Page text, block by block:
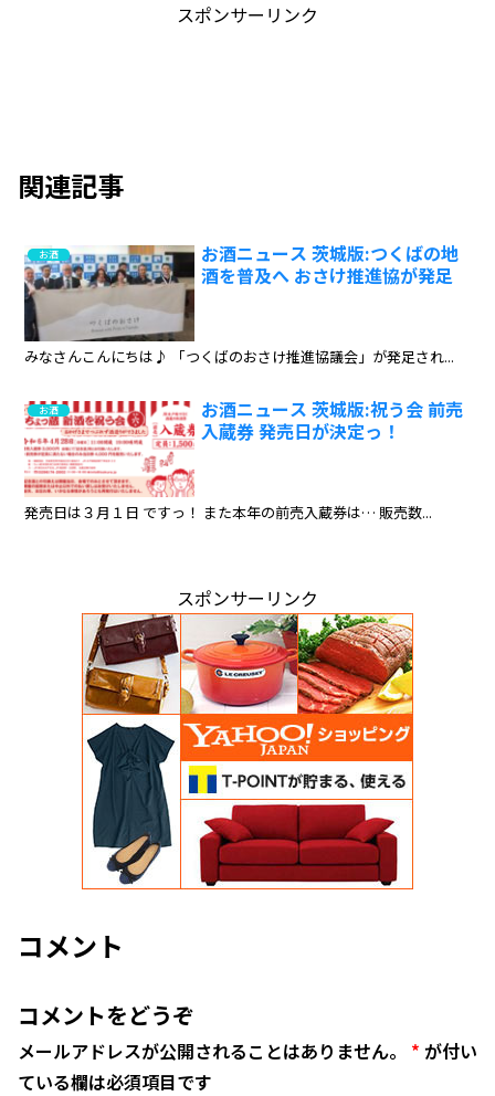
スポンサーリンク
関連記事
お酒
お酒ニュース 茨城版:つくばの地
酒を普及へ おさけ推進協が発足
みなさんこんにちは♪ 「つくばのおさけ推進協議会」が発足され...
お酒
お酒ニュース 茨城版:祝う会 前売
入蔵券 発売日が決定っ！
発売日は３月１日 ですっ！ また本年の前売入蔵券は… 販売数...
スポンサーリンク
コメント
コメントをどうぞ
メールアドレスが公開されることはありません。 * が付い
ている欄は必須項目です